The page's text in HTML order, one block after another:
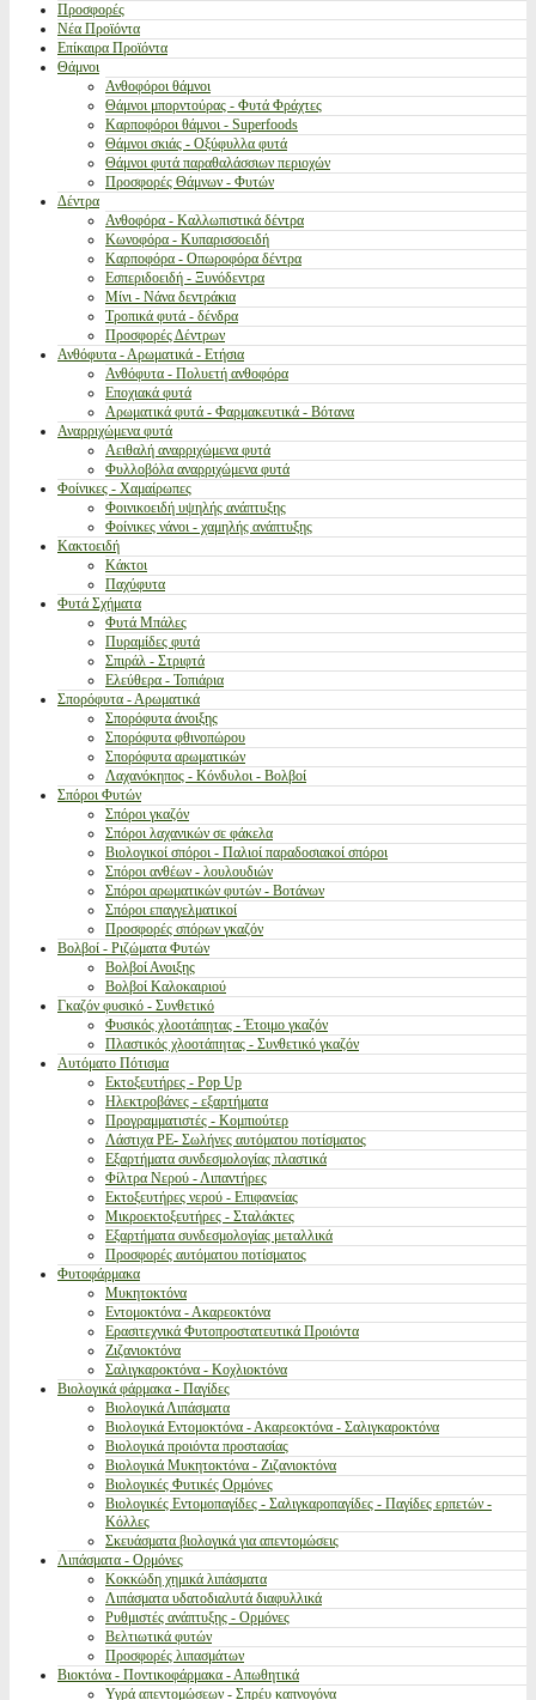
Προσφορές
Νέα Προϊόντα
Επίκαιρα Προϊόντα
Θάμνοι
Ανθοφόροι θάμνοι
Θάμνοι μπορντούρας - Φυτά Φράχτες
Καρποφόροι θάμνοι - Superfoods
Θάμνοι σκιάς - Οξύφυλλα φυτά
Θάμνοι φυτά παραθαλάσσιων περιοχών
Προσφορές Θάμνων - Φυτών
Δέντρα
Ανθοφόρα - Καλλωπιστικά δέντρα
Κωνοφόρα - Κυπαρισσοειδή
Καρποφόρα - Οπωροφόρα δέντρα
Εσπεριδοειδή - Ξυνόδεντρα
Μίνι - Νάνα δεντράκια
Τροπικά φυτά - δένδρα
Προσφορές Δέντρων
Ανθόφυτα - Αρωματικά - Ετήσια
Ανθόφυτα - Πολυετή ανθοφόρα
Εποχιακά φυτά
Αρωματικά φυτά - Φαρμακευτικά - Βότανα
Αναρριχώμενα φυτά
Αειθαλή αναρριχώμενα φυτά
Φυλλοβόλα αναρριχώμενα φυτά
Φοίνικες - Χαμαίρωπες
Φοινικοειδή υψηλής ανάπτυξης
Φοίνικες νάνοι - χαμηλής ανάπτυξης
Κακτοειδή
Κάκτοι
Παχύφυτα
Φυτά Σχήματα
Φυτά Μπάλες
Πυραμίδες φυτά
Σπιράλ - Στριφτά
Ελεύθερα - Τοπιάρια
Σπορόφυτα - Αρωματικά
Σπορόφυτα άνοιξης
Σπορόφυτα φθινοπώρου
Σπορόφυτα αρωματικών
Λαχανόκηπος - Κόνδυλοι - Βολβοί
Σπόροι Φυτών
Σπόροι γκαζόν
Σπόροι λαχανικών σε φάκελα
Βιολογικοί σπόροι - Παλιοί παραδοσιακοί σπόροι
Σπόροι ανθέων - λουλουδιών
Σπόροι αρωματικών φυτών - Βοτάνων
Σπόροι επαγγελματικοί
Προσφορές σπόρων γκαζόν
Βολβοί - Ριζώματα Φυτών
Βολβοί Ανοιξης
Βολβοί Καλοκαιριού
Γκαζόν φυσικό - Συνθετικό
Φυσικός χλοοτάπητας - Έτοιμο γκαζόν
Πλαστικός χλοοτάπητας - Συνθετικό γκαζόν
Αυτόματο Πότισμα
Εκτοξευτήρες - Pop Up
Ηλεκτροβάνες - εξαρτήματα
Προγραμματιστές - Κομπιούτερ
Λάστιχα PE- Σωλήνες αυτόματου ποτίσματος
Εξαρτήματα συνδεσμολογίας πλαστικά
Φίλτρα Νερού - Λιπαντήρες
Εκτοξευτήρες νερού - Επιφανείας
Μικροεκτοξευτήρες - Σταλάκτες
Εξαρτήματα συνδεσμολογίας μεταλλικά
Προσφορές αυτόματου ποτίσματος
Φυτοφάρμακα
Μυκητοκτόνα
Εντομοκτόνα - Ακαρεοκτόνα
Ερασιτεχνικά Φυτοπροστατευτικά Προιόντα
Ζιζανιοκτόνα
Σαλιγκαροκτόνα - Κοχλιοκτόνα
Βιολογικά φάρμακα - Παγίδες
Βιολογικά Λιπάσματα
Βιολογικά Εντομοκτόνα - Ακαρεοκτόνα - Σαλιγκαροκτόνα
Βιολογικά προιόντα προστασίας
Βιολογικά Μυκητοκτόνα - Ζιζανιοκτόνα
Βιολογικές Φυτικές Ορμόνες
Βιολογικές Εντομοπαγίδες - Σαλιγκαροπαγίδες - Παγίδες ερπετών -
Κόλλες
Σκευάσματα βιολογικά για απεντομώσεις
Λιπάσματα - Ορμόνες
Κοκκώδη χημικά λιπάσματα
Λιπάσματα υδατοδιαλυτά διαφυλλικά
Ρυθμιστές ανάπτυξης - Ορμόνες
Βελτιωτικά φυτών
Προσφορές λιπασμάτων
Βιοκτόνα - Ποντικοφάρμακα - Απωθητικά
Υγρά απεντομώσεων - Σπρέυ καπνογόνα